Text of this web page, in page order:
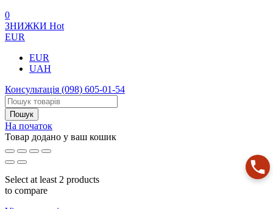
0
ЗНИЖКИ Hot
EUR
EUR
UAH
Консультація (098) 605-01-54
На початок
Товар додано у ваш кошик
Select at least 2 products
to compare